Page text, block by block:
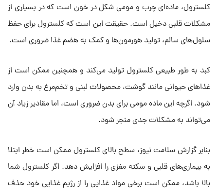
کلسترول، ماده‌ای چرب و مومی شکل در خون است که در بسیاری از
مشکلات قلبی دخیل است. حقیقت این است که کلسترول برای حفظ
سلول‌های سالم، تولید هورمون‌ها و کمک به هضم غذا ضروری است.
کبد به طور طبیعی کلسترول تولید می‌کند و همچنین ممکن است از
غذاهای حیوانی مانند گوشت، محصولات لبنی و تخم‌مرغ به بدن وارد
شود. اگرچه این ماده مومی برای بدن ضروری است، اما مقادیر زیاد آن
می‌تواند به مشکلات جدی منجر شود.
بنابر گزارش سلامت نیوز، سطح بالای کلسترول ممکن است خطر ابتلا
به بیماری‌های قلبی و سکته مغزی را افزایش دهد. اگر کلسترول شما
بالا باشد، ممکن است برخی مواد غذایی را از رژیم غذایی خود حذف